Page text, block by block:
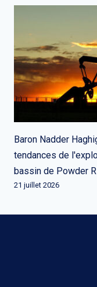
Baron Nadder
tendances de
bassin de Powder
21 juillet 2026